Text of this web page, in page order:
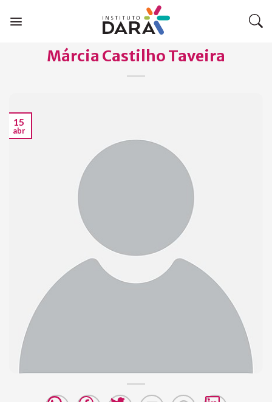
Márcia Castilho Taveira
15
abr